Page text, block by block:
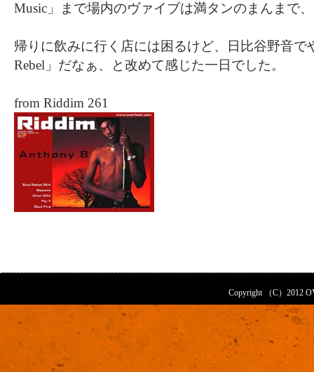
Music」まで場内のヴァイブは満タンのまんまで
帰りに飲みに行く店には困るけど、日比谷野音で
Rebel」だなぁ、と改めて感じた一日でした。
from Riddim 261
Copyright （C）2012